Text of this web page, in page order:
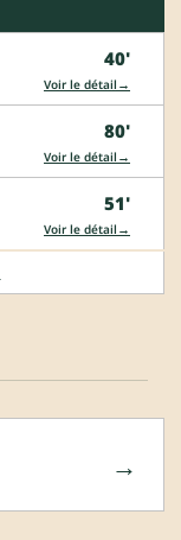
40'
Voir le détail →
80'
Voir le détail →
51'
Voir le détail →
→